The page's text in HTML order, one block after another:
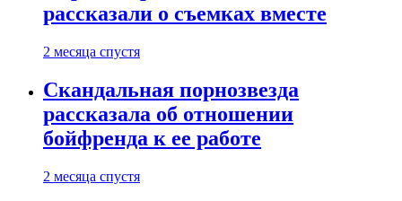
рассказали о съемках вместе
2 месяца спустя
Скандальная порнозвезда
рассказала об отношении
бойфренда к ее работе
2 месяца спустя